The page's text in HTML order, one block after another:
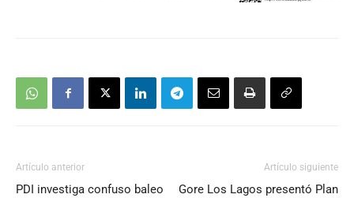
Artículo anterior
PDI investiga confuso baleo
Artículo siguiente
Gore Los Lagos presentó Plan